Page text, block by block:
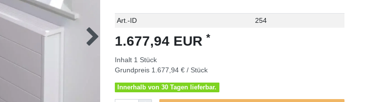
Technisches
Wert
Art.-ID 254
1.677,94 EUR *
Inhalt 1 Stück
Grundpreis 1.677,94 € / Stück
Innerhalb von 30 Tagen lieferbar.